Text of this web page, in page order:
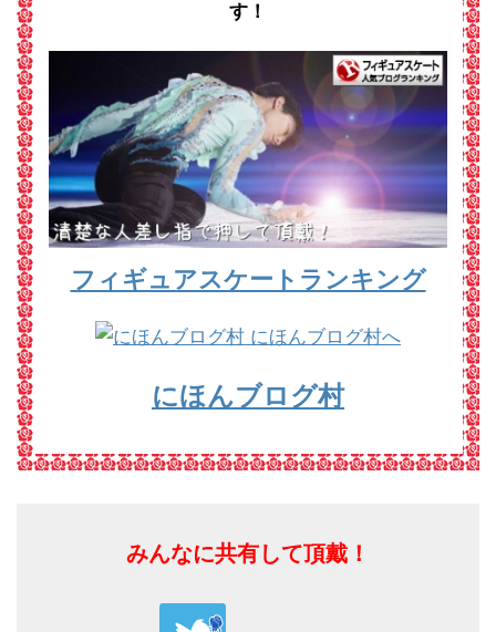
す！
フィギュアスケートランキング
にほんブログ村
みんなに共有して頂戴！